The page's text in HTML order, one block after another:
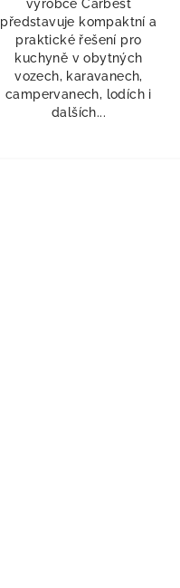
výrobce Carbest
představuje kompaktní a
praktické řešení pro
kuchyně v obytných
vozech, karavanech,
campervanech, lodích i
dalších...